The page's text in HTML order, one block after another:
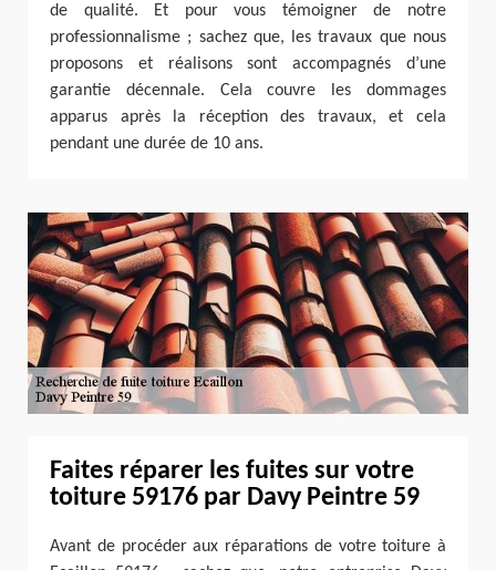
de qualité. Et pour vous témoigner de notre
professionnalisme ; sachez que, les travaux que nous
proposons et réalisons sont accompagnés d’une
garantie décennale. Cela couvre les dommages
apparus après la réception des travaux, et cela
pendant une durée de 10 ans.
Faites réparer les fuites sur votre
toiture 59176 par Davy Peintre 59
Avant de procéder aux réparations de votre toiture à